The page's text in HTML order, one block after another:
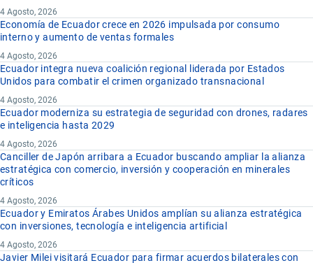
4 Agosto, 2026
Economía de Ecuador crece en 2026 impulsada por consumo
interno y aumento de ventas formales
4 Agosto, 2026
Ecuador integra nueva coalición regional liderada por Estados
Unidos para combatir el crimen organizado transnacional
4 Agosto, 2026
Ecuador moderniza su estrategia de seguridad con drones, radares
e inteligencia hasta 2029
4 Agosto, 2026
Canciller de Japón arribara a Ecuador buscando ampliar la alianza
estratégica con comercio, inversión y cooperación en minerales
críticos
4 Agosto, 2026
Ecuador y Emiratos Árabes Unidos amplían su alianza estratégica
con inversiones, tecnología e inteligencia artificial
4 Agosto, 2026
Javier Milei visitará Ecuador para firmar acuerdos bilaterales con